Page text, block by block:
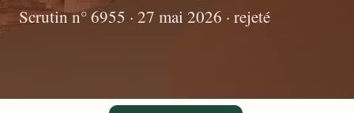
Scrutin n° 6955 · 27 mai 2026 · rejeté